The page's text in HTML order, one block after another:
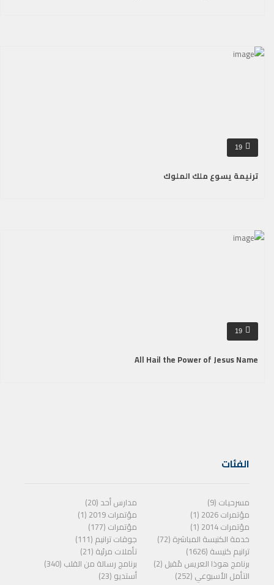
19
ترنيمة يسوع ملك الملوك
19
All Hail the Power of Jesus Name
الفئات
مسرحيات (9)
مدارس أحد (20)
مؤتمرات 2026 (1)
مؤتمرات 2019 (1)
مؤتمرات 2014 (1)
مؤتمرات (177)
خدمة الكنيسة المباشرة (72)
جوقات ترانيم (111)
ترانيم كنيسة (1626)
تأملات مرئية (21)
برنامج هوذا العريس مًقبل (2)
برنامج رسالة من القلب (340)
التأمل الأسبوعي (252)
أستديو (23)